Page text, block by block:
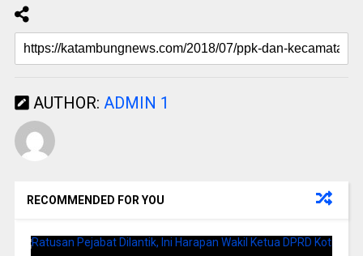
AUTHOR: ADMIN 1
RECOMMENDED FOR YOU